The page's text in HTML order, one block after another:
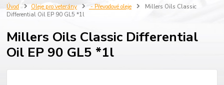
Úvod Oleje pro veterány - Převodové oleje
Millers Oils Classic
Differential Oil EP 90 GL5 *1l
Millers Oils Classic Differential
Oil EP 90 GL5 *1l